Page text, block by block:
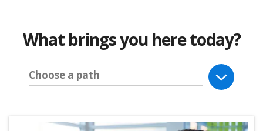
What brings you here today?
Choose a path